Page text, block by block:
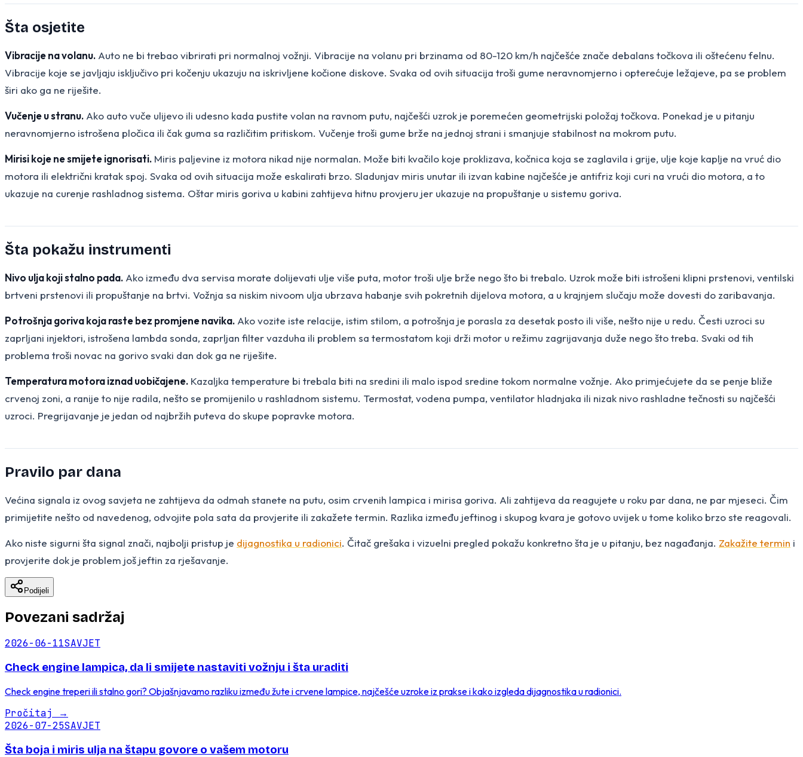
Šta osjetite
Vibracije na volanu. Auto ne bi trebao vibrirati pri normalnoj vožnji. Vibracije na volanu pri brzinama od 80-120 km/h najčešće znače debalans točkova ili oštećenu felnu.
Vibracije koje se javljaju isključivo pri kočenju ukazuju na iskrivljene kočione diskove. Svaka od ovih situacija troši gume neravnomjerno i opterećuje ležajeve, pa se problem
širi ako ga ne riješite.
Vučenje u stranu. Ako auto vuče ulijevo ili udesno kada pustite volan na ravnom putu, najčešći uzrok je poremećen geometrijski položaj točkova. Ponekad je u pitanju
neravnomjerno istrošena pločica ili čak guma sa različitim pritiskom. Vučenje troši gume brže na jednoj strani i smanjuje stabilnost na mokrom putu.
Mirisi koje ne smijete ignorisati. Miris paljevine iz motora nikad nije normalan. Može biti kvačilo koje proklizava, kočnica koja se zaglavila i grije, ulje koje kaplje na vruć dio
motora ili električni kratak spoj. Svaka od ovih situacija može eskalirati brzo. Sladunjav miris unutar ili izvan kabine najčešće je antifriz koji curi na vrući dio motora, a to
ukazuje na curenje rashladnog sistema. Oštar miris goriva u kabini zahtijeva hitnu provjeru jer ukazuje na propuštanje u sistemu goriva.
Šta pokažu instrumenti
Nivo ulja koji stalno pada. Ako između dva servisa morate dolijevati ulje više puta, motor troši ulje brže nego što bi trebalo. Uzrok može biti istrošeni klipni prstenovi, ventilski
brtveni prstenovi ili propuštanje na brtvi. Vožnja sa niskim nivoom ulja ubrzava habanje svih pokretnih dijelova motora, a u krajnjem slučaju može dovesti do zaribavanja.
Potrošnja goriva koja raste bez promjene navika. Ako vozite iste relacije, istim stilom, a potrošnja je porasla za desetak posto ili više, nešto nije u redu. Česti uzroci su
zaprljani injektori, istrošena lambda sonda, zaprljan filter vazduha ili problem sa termostatom koji drži motor u režimu zagrijavanja duže nego što treba. Svaki od tih
problema troši novac na gorivo svaki dan dok ga ne riješite.
Temperatura motora iznad uobičajene. Kazaljka temperature bi trebala biti na sredini ili malo ispod sredine tokom normalne vožnje. Ako primjećujete da se penje bliže
crvenoj zoni, a ranije to nije radila, nešto se promijenilo u rashladnom sistemu. Termostat, vodena pumpa, ventilator hladnjaka ili nizak nivo rashladne tečnosti su najčešći
uzroci. Pregrijavanje je jedan od najbržih puteva do skupe popravke motora.
Pravilo par dana
Većina signala iz ovog savjeta ne zahtijeva da odmah stanete na putu, osim crvenih lampica i mirisa goriva. Ali zahtijeva da reagujete u roku par dana, ne par mjeseci. Čim
primijetite nešto od navedenog, odvojite pola sata da provjerite ili zakažete termin. Razlika između jeftinog i skupog kvara je gotovo uvijek u tome koliko brzo ste reagovali.
Ako niste sigurni šta signal znači, najbolji pristup je dijagnostika u radionici. Čitač grešaka i vizuelni pregled pokažu konkretno šta je u pitanju, bez nagađanja. Zakažite termin i
provjerite dok je problem još jeftin za rješavanje.
Podijeli
Povezani sadržaj
2026-06-11SAVJET
Check engine lampica, da li smijete nastaviti vožnju i šta uraditi
Check engine treperi ili stalno gori? Objašnjavamo razliku između žute i crvene lampice, najčešće uzroke iz prakse i kako izgleda dijagnostika u radionici.
Pročitaj →
2026-07-25SAVJET
Šta boja i miris ulja na štapu govore o vašem motoru